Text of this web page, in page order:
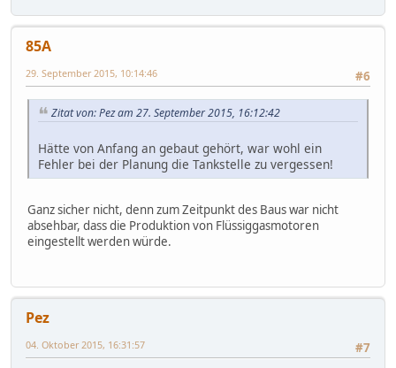
85A
#6
29. September 2015, 10:14:46
Zitat von: Pez am 27. September 2015, 16:12:42
Hätte von Anfang an gebaut gehört, war wohl ein
Fehler bei der Planung die Tankstelle zu vergessen!
Ganz sicher nicht, denn zum Zeitpunkt des Baus war nicht
absehbar, dass die Produktion von Flüssiggasmotoren
eingestellt werden würde.
Pez
#7
04. Oktober 2015, 16:31:57